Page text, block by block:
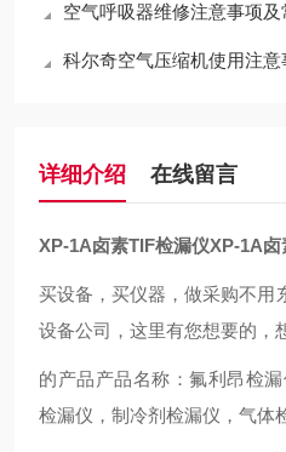
空气呼吸器维修注意事项
科尔奇空气压缩机使用注意
详细介绍 在线留言
XP-1A卤素TIF检漏仪XP-1A卤
买设备，买仪器，做采购不用
设备公司，这里有您想要的，
的产品产品名称：氟利昂检
检漏仪，制冷剂检漏仪，气体